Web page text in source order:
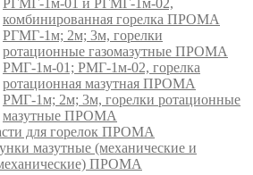
РГМГ-1м-01 и РГМГ-1м-02,
комбинированная горелка ПРОМА
РГМГ-1м; 2м; 3м, горелки
ротационные газомазутные ПРОМА
РМГ-1м-01; РМГ-1м-02, горелка
ротационная мазутная ПРОМА
РМГ-1м; 2м; 3м, горелки ротационные
мазутные ПРОМА
для горелок ПРОМА
мазутные (механические и
ПРОМА